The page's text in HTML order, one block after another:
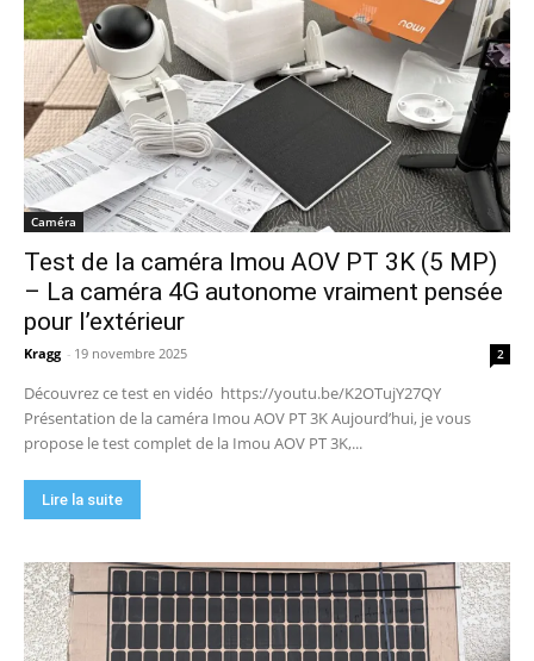
Caméra
Test de la caméra Imou AOV PT 3K (5 MP)
– La caméra 4G autonome vraiment pensée
pour l’extérieur
Kragg - 19 novembre 2025 2
Découvrez ce test en vidéo https://youtu.be/K2OTujY27QY
Présentation de la caméra Imou AOV PT 3K Aujourd’hui, je vous
propose le test complet de la Imou AOV PT 3K,...
Lire la suite